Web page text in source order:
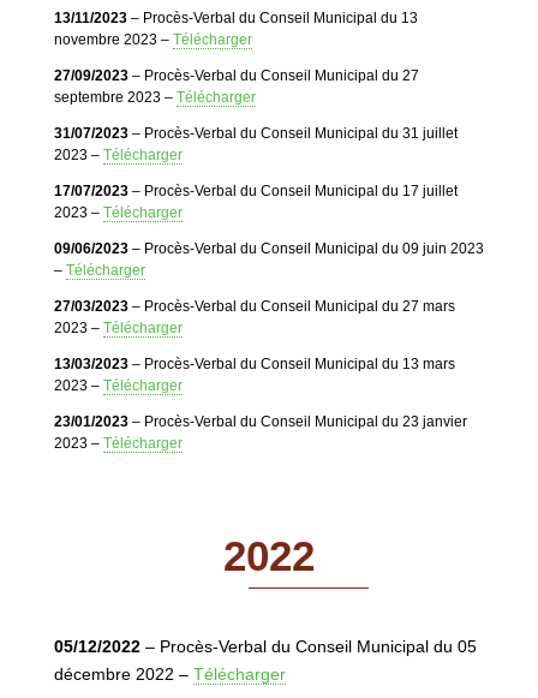
13/11/2023– Procès-Verbal du Conseil Municipal du 13
novembre 2023 – Télécharger
27/09/2023– Procès-Verbal du Conseil Municipal du 27
septembre 2023 – Télécharger
31/07/2023– Procès-Verbal du Conseil Municipal du 31 juillet
2023 – Télécharger
17/07/2023– Procès-Verbal du Conseil Municipal du 17 juillet
2023 – Télécharger
09/06/2023– Procès-Verbal du Conseil Municipal du 09 juin 2023
– Télécharger
27/03/2023– Procès-Verbal du Conseil Municipal du 27 mars
2023 – Télécharger
13/03/2023– Procès-Verbal du Conseil Municipal du 13 mars
2023 – Télécharger
23/01/2023– Procès-Verbal du Conseil Municipal du 23 janvier
2023 – Télécharger
2022
05/12/2022– Procès-Verbal du Conseil Municipal du 05
décembre 2022 – Télécharger